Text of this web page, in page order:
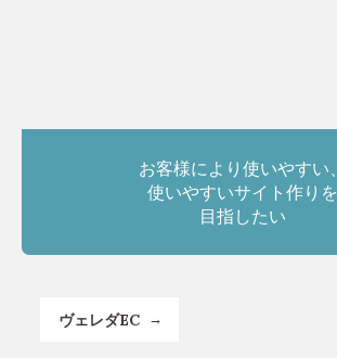
お客様により使いやすい、
使いやすいサイト作りを
目指したい
ヴェレダEC